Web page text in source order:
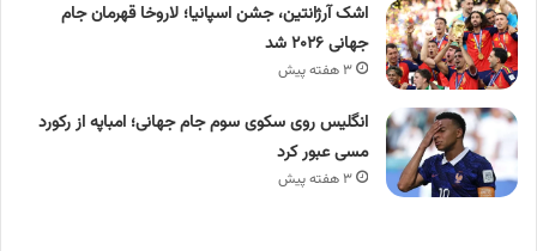
اشک آرژانتین، جشن اسپانیا؛ لاروخا قهرمان جام
جهانی ۲۰۲۶ شد
۳ هفته پیش
انگلیس روی سکوی سوم جام جهانی؛ امباپه از رکورد
مسی عبور کرد
۳ هفته پیش